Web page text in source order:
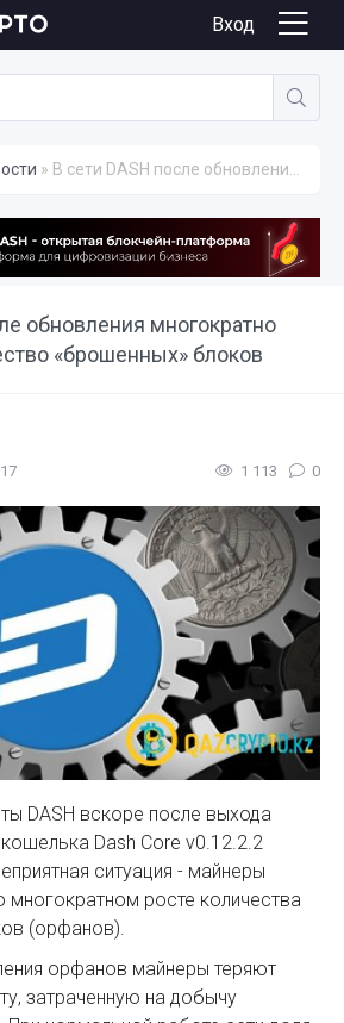
Вход
» В сети DASH после обновления многократно возросло количество «брошенных» блоков
обновления многократно
«брошенных» блоков
1 113 0
DASH вскоре после выхода
Dash Core v0.12.2.2
ситуация - майнеры
многократном росте количества
(орфанов).
орфанов майнеры теряют
затраченную на добычу